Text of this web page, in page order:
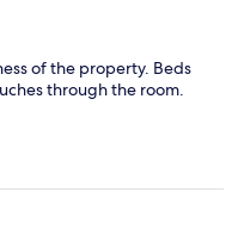
of the property. Beds
through the room.